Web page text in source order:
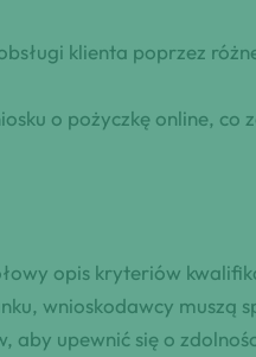
klienta poprzez
o pożyczkę online, co
opis kryteriów
wnioskodawcy muszą
upewnić się o